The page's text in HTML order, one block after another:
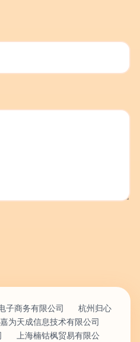
子商务有限公司
杭州归心
为天成信息技术有限公司
上海楠钴枫贸易有限公